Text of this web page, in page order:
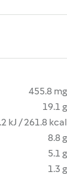
455.8 mg
19.1 g
kJ / 261.8 kcal
8.8 g
5.1 g
1.3 g